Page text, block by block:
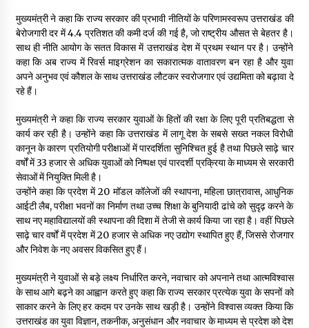
मुख्यमंत्री ने कहा कि राज्य सरकार की प्रभावी नीतियों के परिणामस्वरूप उत्तराखंड की
बेरोजगारी दर में 4.4 प्रतिशत की कमी दर्ज की गई है, जो राष्ट्रीय औसत से बेहतर है।
साथ ही नीति आयोग के सतत विकास में उत्तराखंड देश में प्रथम स्थान पर है। उन्होंने
कहा कि अब राज्य में रिवर्स माइग्रेशन का सकारात्मक वातावरण बन रहा है और युवा
अपने अनुभव एवं कौशल के साथ उत्तराखंड लौटकर स्वरोजगार एवं उद्यमिता को बढ़ावा दे
रहे हैं।
मुख्यमंत्री ने कहा कि राज्य सरकार युवाओं के हितों की रक्षा के लिए पूरी प्रतिबद्धता से
कार्य कर रही है। उन्होंने कहा कि उत्तराखंड में लागू देश के सबसे सख्त नकल विरोधी
कानून के कारण प्रतियोगी परीक्षाओं में पारदर्शिता सुनिश्चित हुई है तथा पिछले साढ़े चार
वर्षों में 33 हजार से अधिक युवाओं को निष्पक्ष एवं पारदर्शी प्रक्रिया के माध्यम से सरकारी
सेवाओं में नियुक्ति मिली है।
उन्होंने कहा कि प्रदेश में 20 मॉडल कॉलेजों की स्थापना, महिला छात्रावास, आधुनिक
आईटी लैब, परीक्षा भवनों का निर्माण तथा उच्च शिक्षा के बुनियादी ढांचे को सुदृढ़ करने के
साथ नए महाविद्यालयों की स्थापना की दिशा में तेजी से कार्य किया जा रहा है। वहीं पिछले
साढ़े चार वर्षों में प्रदेश में 20 हजार से अधिक नए उद्योग स्थापित हुए हैं, जिससे रोजगार
और निवेश के नए अवसर विकसित हुए हैं।
मुख्यमंत्री ने युवाओं से बड़े लक्ष्य निर्धारित करने, नवाचार को अपनाने तथा आत्मविश्वास
के साथ आगे बढ़ने का आह्वान करते हुए कहा कि राज्य सरकार प्रत्येक युवा के सपनों को
साकार करने के लिए हर कदम पर उनके साथ खड़ी है। उन्होंने विश्वास व्यक्त किया कि
उत्तराखंड का युवा विज्ञान, तकनीक, अनुसंधान और नवाचार के माध्यम से प्रदेश को देश